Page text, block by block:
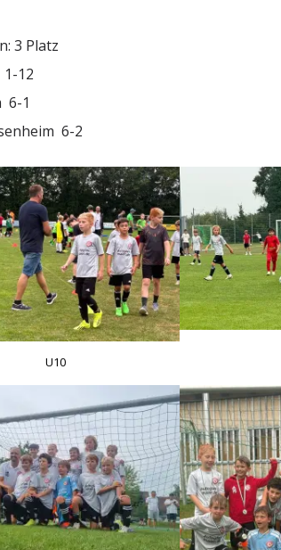
3 Platz
1-12
6-1
6-2
U10